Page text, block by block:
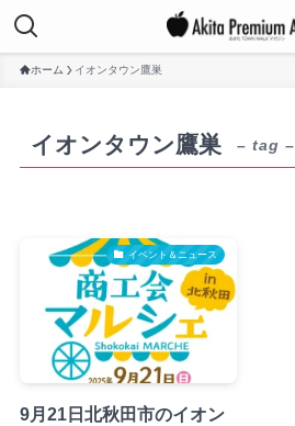
ホーム イオンタウン鷹巣
イオンタウン鷹巣 – tag –
イベント＆ニュース
9月21日北秋田市のイオン